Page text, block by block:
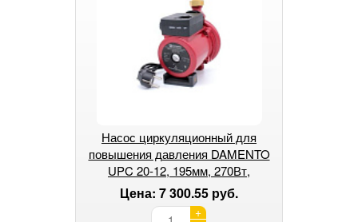
Насос циркуляционный для
повышения давления DAMENTO
UPC 20-12, 195мм, 270Вт,
подключение 3/4
Цена: 7 300.55 руб.
+